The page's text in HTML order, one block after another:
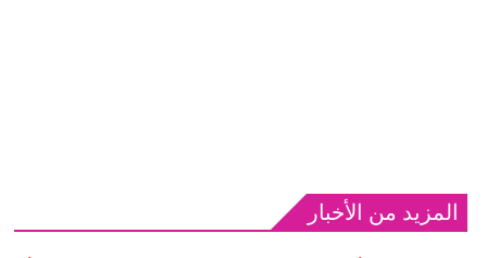
المزيد من الأخبار